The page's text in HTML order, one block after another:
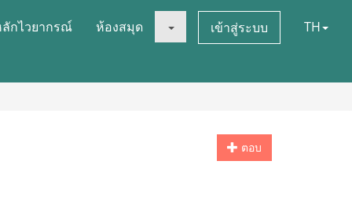
กไวยากรณ์ ห้องสมุด เข้าสู่ระบบ TH
ตอบ